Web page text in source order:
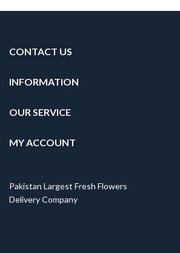
CONTACT US
INFORMATION
OUR SERVICE
MY ACCOUNT
Pakistan Largest Fresh Flowers
Delivery Company